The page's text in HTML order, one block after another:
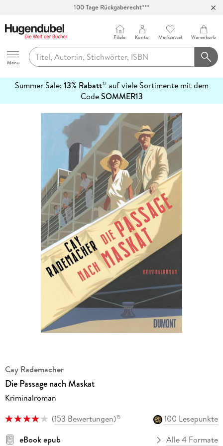
100 Tage Rückgaberecht***
Hugendubel
Menu
Filiale Konto Merkzettel Warenkorb
Summer Sale: 13% Rabatt12auf viele Sortimente mit dem
CodeSOMMER13
erfahren
Cay Rademacher
Die Passage nach Maskat
Kriminalroman
(153 Bewertungen)15
100 Lesepunkte
eBook epub
Alle 4 Formate